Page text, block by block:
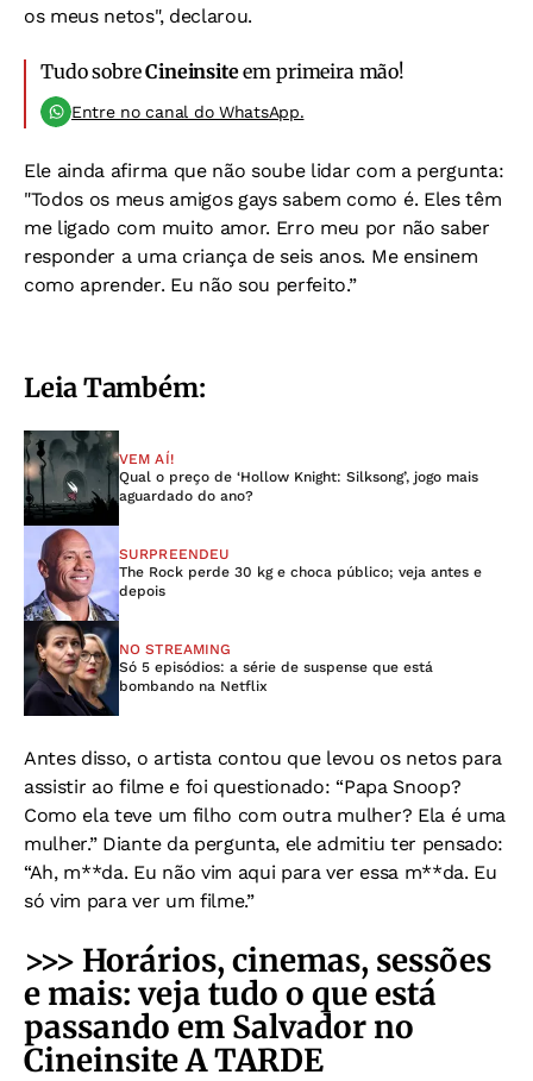
os meus netos", declarou.
Tudo sobreCineinsiteem primeira mão!
Entre no canal do WhatsApp.
Ele ainda afirma que não soube lidar com a pergunta:
"Todos os meus amigos gays sabem como é. Eles têm
me ligado com muito amor. Erro meu por não saber
responder a uma criança de seis anos. Me ensinem
como aprender. Eu não sou perfeito.”
Leia Também:
VEM AÍ!
Qual o preço de ‘Hollow Knight: Silksong’, jogo mais
aguardado do ano?
SURPREENDEU
The Rock perde 30 kg e choca público; veja antes e
depois
NO STREAMING
Só 5 episódios: a série de suspense que está
bombando na Netflix
Antes disso, o artista contou que levou os netos para
assistir ao filme e foi questionado: “Papa Snoop?
Como ela teve um filho com outra mulher? Ela é uma
mulher.” Diante da pergunta, ele admitiu ter pensado:
“Ah, m**da. Eu não vim aqui para ver essa m**da. Eu
só vim para ver um filme.”
>>> Horários, cinemas, sessões
e mais: veja tudo o que está
passando em Salvador no
Cineinsite A TARDE